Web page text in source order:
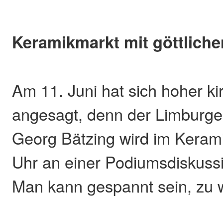
Keramikmarkt mit
Am 11. Juni hat sich hoher
angesagt, denn der
Georg Bätzing wird im
Uhr an einer
Man kann gespannt sein, zu